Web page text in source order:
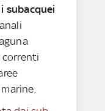
subacquei
correnti